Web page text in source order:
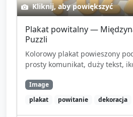
Kliknij, aby powiększyć
Plakat powitalny —
Puzzli
Kolorowy plakat powieszony
prosty komunikat, duży tekst,
Image
plakat
powitanie dekoracja